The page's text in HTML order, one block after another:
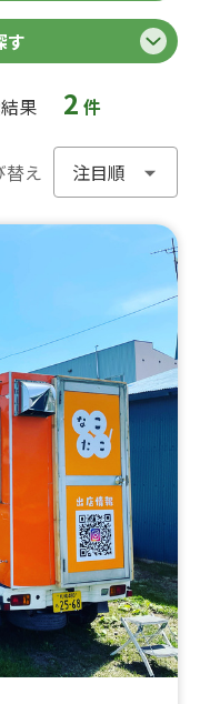
す
果 2 件
替え